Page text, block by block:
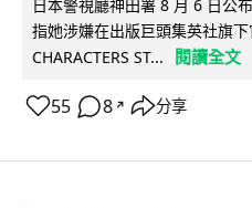
日本警視廳神田署 8 月 6 日公
指她涉嫌在出版巨頭集英社旗
CHARACTERS ST...
閱讀全文
55 8 ↗ 分享